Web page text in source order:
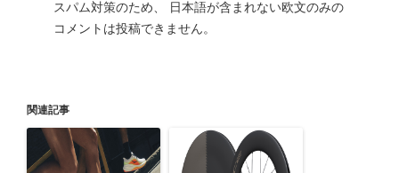
スパム対策のため、 日本語が含まれない欧文のみの
コメントは投稿できません。
関連記事